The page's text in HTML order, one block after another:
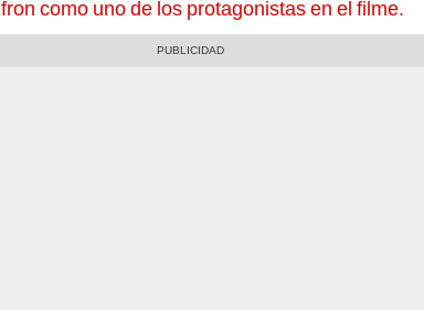
como uno de los protagonistas en el filme.